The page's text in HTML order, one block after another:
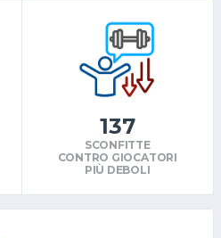
137
SCONFITTE
CONTRO GIOCATORI
PIÙ DEBOLI